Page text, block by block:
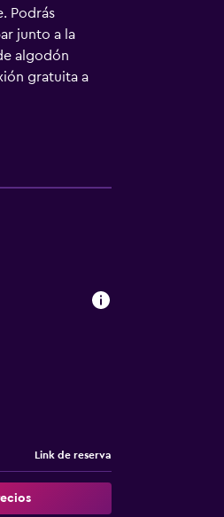
Podrás
junto a la
algodón
gratuita a
ofrece 159
vestidas con
Link de reserva